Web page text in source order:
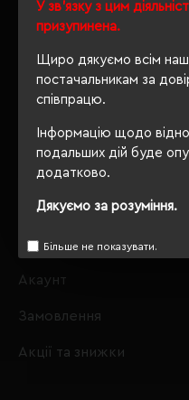
У зв'язку з цим
призупинена.
Щиро дякуємо всім
постачальникам за
співпрацю.
Інформацію щодо
подальших дій буде
додатково.
Дякуємо за розуміння.
Більше не показувати.
ІНФОРМАЦІЯ
Про нас
Доставка і оплата
Політика безпеки
Умови договору
АКАУНТ
Акаунт
Замовлення
Акції та знижки